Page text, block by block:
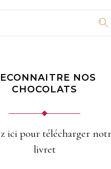
for:
NOS
CHOCOLATS
ici pour télécharger
livret